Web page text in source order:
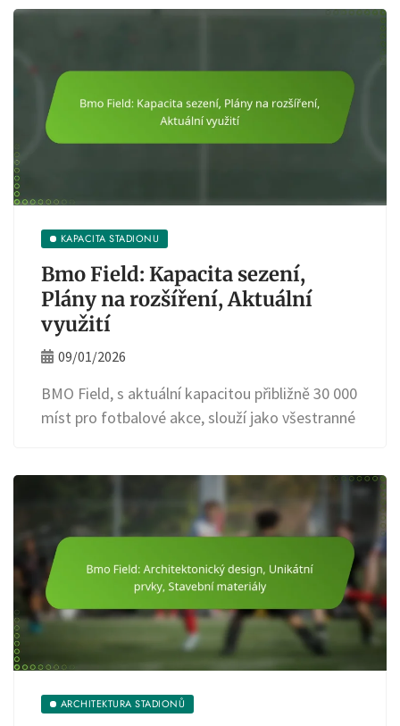
KAPACITA STADIONU
Bmo Field: Kapacita sezení,
Plány na rozšíření, Aktuální
využití
09/01/2026
BMO Field, s aktuální kapacitou přibližně 30 000
míst pro fotbalové akce, slouží jako všestranné
ARCHITEKTURA STADIONŮ